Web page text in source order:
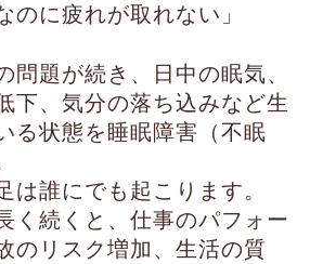
のに疲れが取れない」
問題が続き、日中の眠気、
下、気分の落ち込みなど生
る状態を睡眠障害（不眠
は誰にでも起こります。
く続くと、仕事のパフォー
のリスク増加、生活の質